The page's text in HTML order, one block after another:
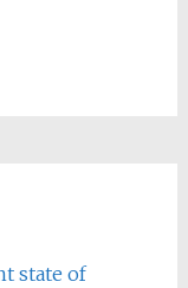
state of